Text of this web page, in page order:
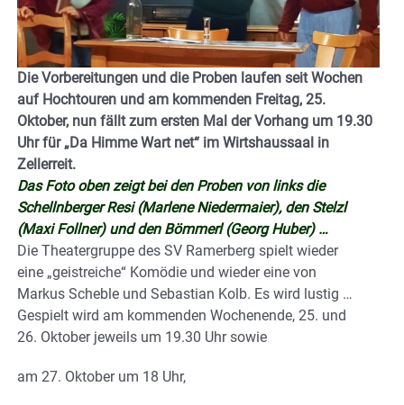
Die Vorbereitungen und die Proben laufen seit Wochen
auf Hochtouren und am kommenden Freitag, 25.
Oktober, nun fällt zum ersten Mal der Vorhang um 19.30
Uhr für „Da Himme Wart net“ im Wirtshaussaal in
Zellerreit.
Das Foto oben zeigt bei den Proben von links die
Schellnberger Resi (Marlene Niedermaier), den Stelzl
(Maxi Follner) und den Bömmerl (Georg Huber) …
Die Theatergruppe des SV Ramerberg spielt wieder
eine „geistreiche“ Komödie und wieder eine von
Markus Scheble und Sebastian Kolb. Es wird lustig …
Gespielt wird am kommenden Wochenende, 25. und
26. Oktober jeweils um 19.30 Uhr sowie
am 27. Oktober um 18 Uhr,